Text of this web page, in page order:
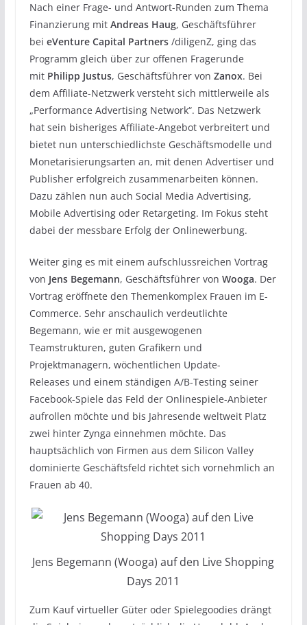
Nach einer Frage- und Antwort-Runden zum Thema
Finanzierung mit Andreas Haug, Geschäftsführer
bei eVenture Capital Partners/diligenZ, ging das
Programm gleich über zur offenen Fragerunde
mit Philipp Justus, Geschäftsführer von Zanox. Bei
dem Affiliate-Netzwerk versteht sich mittlerweile als
„Performance Advertising Network“. Das Netzwerk
hat sein bisheriges Affiliate-Angebot verbreitert und
bietet nun unterschiedlichste Geschäftsmodelle und
Monetarisierungsarten an, mit denen Advertiser und
Publisher erfolgreich zusammenarbeiten können.
Dazu zählen nun auch Social Media Advertising,
Mobile Advertising oder Retargeting. Im Fokus steht
dabei der messbare Erfolg der Onlinewerbung.
Weiter ging es mit einem aufschlussreichen Vortrag
von Jens Begemann, Geschäftsführer von Wooga. Der
Vortrag eröffnete den Themenkomplex Frauen im E-
Commerce. Sehr anschaulich verdeutlichte
Begemann, wie er mit ausgewogenen
Teamstrukturen, guten Grafikern und
Projektmanagern, wöchentlichen Update-
Releases und einem ständigen A/B-Testing seiner
Facebook-Spiele das Feld der Onlinespiele-Anbieter
aufrollen möchte und bis Jahresende weltweit Platz
zwei hinter Zynga einnehmen möchte. Das
hauptsächlich von Firmen aus dem Silicon Valley
dominierte Geschäftsfeld richtet sich vornehmlich an
Frauen ab 40.
Jens Begemann (Wooga) auf den Live Shopping
Days 2011
Zum Kauf virtueller Güter oder Spielegoodies drängt